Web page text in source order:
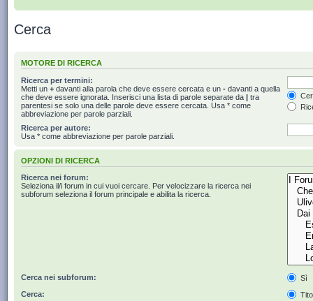
Cerca
MOTORE DI RICERCA
Ricerca per termini:
Metti un + davanti alla parola che deve essere cercata e un - davanti a quella
che deve essere ignorata. Inserisci una lista di parole separate da | tra
parentesi se solo una delle parole deve essere cercata. Usa * come
abbreviazione per parole parziali.
Ricerca per autore:
Usa * come abbreviazione per parole parziali.
OPZIONI DI RICERCA
Ricerca nei forum:
Seleziona il/i forum in cui vuoi cercare. Per velocizzare la ricerca nei
subforum seleziona il forum principale e abilita la ricerca.
Cerca nei subforum:
Sì
Cerca: